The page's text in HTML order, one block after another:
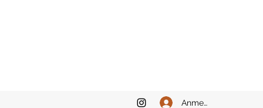
Anmelden